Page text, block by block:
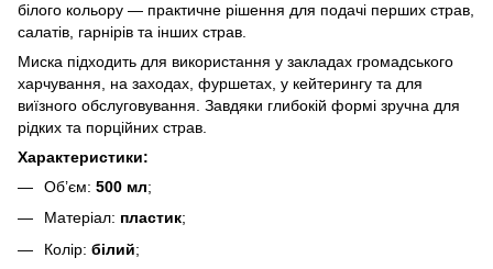
білого кольору — практичне рішення для подачі перших страв,
салатів, гарнірів та інших страв.
Миска підходить для використання у закладах громадського
харчування, на заходах, фуршетах, у кейтерингу та для
виїзного обслуговування. Завдяки глибокій формі зручна для
рідких та порційних страв.
Характеристики:
Об’єм: 500 мл;
Матеріал: пластик;
Колір: білий;